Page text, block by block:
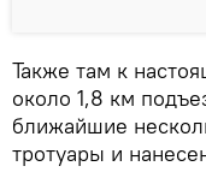
Также там к
около 1,8 км
ближайшие
тротуары и